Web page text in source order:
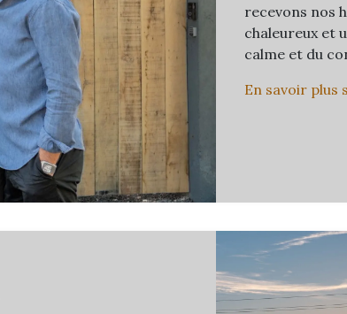
recevons nos
chaleureux et
calme et du
En savoir plus